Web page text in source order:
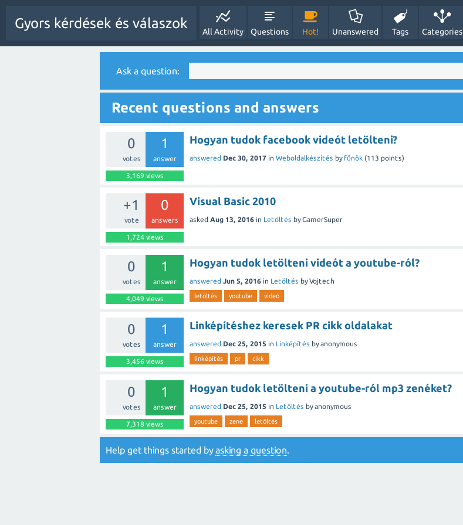
Gyors kérdések és válaszok
All Activity Questions Hot! Unanswered Tags Categories
Ask a question:
Recent questions and answers
0
votes
1
answer
3,169 views
Hogyan tudok facebook videót letölteni?
answered Dec 30, 2017 in Weboldalkészítés by főnök (113 points)
+1
vote
0
answers
1,724views
Visual Basic 2010
asked Aug 13, 2016 in Letöltés byGamerSuper
0
votes
1
answer
4,049 views
Hogyan tudok letölteni videót a youtube-ról?
answered Jun 5, 2016 in Letöltés byVojtech
letöltés youtube videó
0
votes
1
answer
3,456 views
Linképítéshez keresek PR cikk oldalakat
answered Dec 25, 2015 in Linképítés byanonymous
linképítés pr cikk
0
votes
1
answer
7,318 views
Hogyan tudok letölteni a youtube-ról mp3 zenéket?
answered Dec 25, 2015 in Letöltés byanonymous
youtube zene letöltés
Help get things started byasking a question.